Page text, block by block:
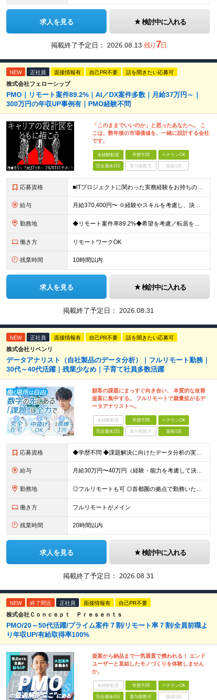
求人を見る 検討中に入れる
掲載終了予定日： 2026.08.13 残り7日
NEW 正社員 面接情報有 自己PR不要 話を聞きたい応募可
株式会社フェローシップ
PMO｜リモート案件89.2%｜AI／DX案件多数｜月給37万円～｜
300万円の年収UP事例有｜PMO経験不問
「このままでいいのか」と思ったあなたへ。 こ
こは、数年後の市場価値を、一緒に設計する会社
です。
未経験歓迎 学歴不問 ベテランOK
完全週休2日 賞与複数月 面接1回
応募資格 ■ITプロジェクトに関わった実務経験をお持ちの方（年数・職種不問） ■学歴不問 開発、Webディレクター、進行管理など、これまでの経験を活かせます。 PMOとしての実務経験は問いません。 ＼こんな
給与 月給370,400円〜 ※経験やスキルを考慮し、決定いたします ※上記金額には固定残業代（30時間分/70,400円～）を含みます。超過分は別途全額支給いたします ※試用期間6カ月あり（期間中の給与・
勤務地 ◆リモート案件率89.2%◆希望を考慮／転居を伴う転勤なし 一都三県のクライアント先＋在宅勤務（案件により異なります） 【本社】東京都千代田区内幸町2-2-3 日比谷国際ビル3F (変更の範囲)上
働き方 リモートワークOK
残業時間 10時間以内
求人を見る 検討中に入れる
掲載終了予定日： 2026.08.31
NEW 正社員 面接情報有 自己PR不要 話を聞きたい応募可
株式会社リベンリ
データアナリスト（自社製品のデータ分析）｜フルリモート勤務｜
30代～40代活躍｜残業少なめ｜子育て社員多数活躍
顧客の課題にまっすぐ向き合い、 本質的な改善
提案に集中する。 フルリモートで裁量拡がるデ
ータアナリストへ。
未経験歓迎 学歴不問 ベテランOK
完全週休2日 賞与複数月 面接1回
応募資格 ◆学歴不問 ◆課題解決に向けたデータ分析の実務経験 ※事業会社でのご経験をお持ちの方、 データ分析～プレゼンまでのご経験をお持ちの方は尚歓迎します ＜歓迎要件・求める人物像＞ ◎複雑な課題を整理し
給与 月給30万円〜40万円（経験・能力を考慮して決定） ※固定残業代20時間分（4.0〜5.5万円）含む／超過分は全額支給 ※経験・スキルを考慮のうえ決定いたします ※6ヶ月の試用期間あり。期間中の待遇に
勤務地 ◎フルリモートも可 ◎首都圏の拠点で勤務いただくことを想定しております ■本社（湘南本社） 神奈川県藤沢市辻堂神台2-2-1 アイクロス湘南8階 └JR東海道線「辻堂駅」徒歩3分 ■東北支社 秋田
働き方 フルリモートがメイン
残業時間 20時間以内
求人を見る 検討中に入れる
掲載終了予定日： 2026.08.31
NEW 終了間近 正社員 面接情報有 自己PR不要
株式会社Ｃｏｎｃｅｐｔ Ｐｒｅｓｅｎｔｓ
PMO/20～50代活躍/プライム案件７割/リモート率７割/全員前職よ
り年収UP/有給取得率100%
提案から納品まで一気通貫で携われる！ エンド
ユーザーと直結したモノづくりを体験しません
か。
未経験歓迎 学歴不問 ベテランOK
完全週休2日 賞与複数月 面接1回